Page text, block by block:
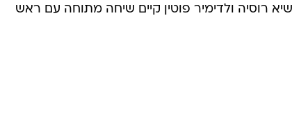
רוסיה ולדימיר פוטין קיים שיחה מתוחה עם ראש